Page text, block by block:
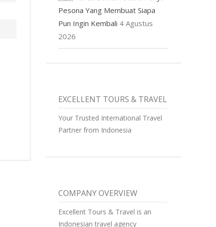
Pesona Yang Membuat Siapa
Pun Ingin Kembali 4 Agustus
2026
EXCELLENT TOURS & TRAVEL
Your Trusted International Travel
Partner from Indonesia
COMPANY OVERVIEW
Excellent Tours & Travel is an
Indonesian travel agency